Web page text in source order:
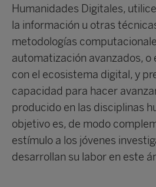
Humanidades Digitales,
la información u otras
metodologías
automatización avanzados, o
con el ecosistema digital, y
capacidad para hacer
producido en las disciplinas
objetivo es, de modo
estímulo a los jóvenes
desarrollan su labor en este